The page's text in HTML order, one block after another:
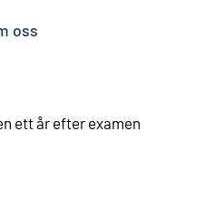
oss
ett år efter examen